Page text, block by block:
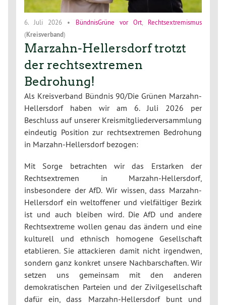
6. Juli 2026 • BündnisGrüne vor Ort, Rechtsextremismus
(Kreisverband)
Marzahn-Hellersdorf trotzt
der rechtsextremen
Bedrohung!
Als Kreisverband Bündnis 90/Die Grünen Marzahn-
Hellersdorf haben wir am 6. Juli 2026 per
Beschluss auf unserer Kreismitgliederversammlung
eindeutig Position zur rechtsextremen Bedrohung
in Marzahn-Hellersdorf bezogen:
Mit Sorge betrachten wir das Erstarken der
Rechtsextremen in Marzahn-Hellersdorf,
insbesondere der AfD. Wir wissen, dass Marzahn-
Hellersdorf ein weltoffener und vielfältiger Bezirk
ist und auch bleiben wird. Die AfD und andere
Rechtsextreme wollen genau das ändern und eine
kulturell und ethnisch homogene Gesellschaft
etablieren. Sie attackieren damit nicht irgendwen,
sondern ganz konkret unsere Nachbarschaften. Wir
setzen uns gemeinsam mit den anderen
demokratischen Parteien und der Zivilgesellschaft
dafür ein, dass Marzahn-Hellersdorf bunt und